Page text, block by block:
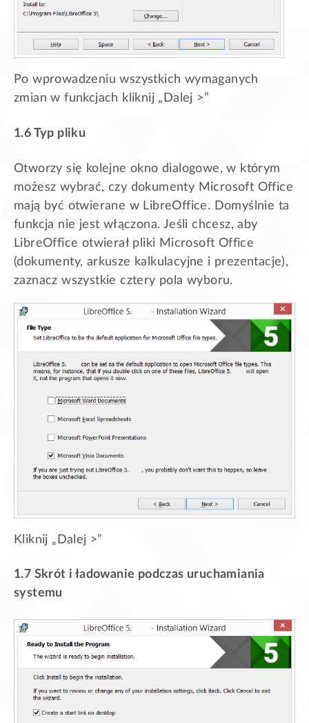
Po wprowadzeniu wszystkich wymaganych
zmian w funkcjach kliknij „Dalej >”
1.6 Typ pliku
Otworzy się kolejne okno dialogowe, w którym
możesz wybrać, czy dokumenty Microsoft Office
mają być otwierane w LibreOffice. Domyślnie ta
funkcja nie jest włączona. Jeśli chcesz, aby
LibreOffice otwierał pliki Microsoft Office
(dokumenty, arkusze kalkulacyjne i prezentacje),
zaznacz wszystkie cztery pola wyboru.
Kliknij „Dalej >”
1.7 Skrót i ładowanie podczas uruchamiania
systemu